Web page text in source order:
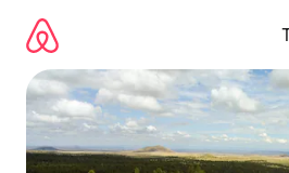
contenido